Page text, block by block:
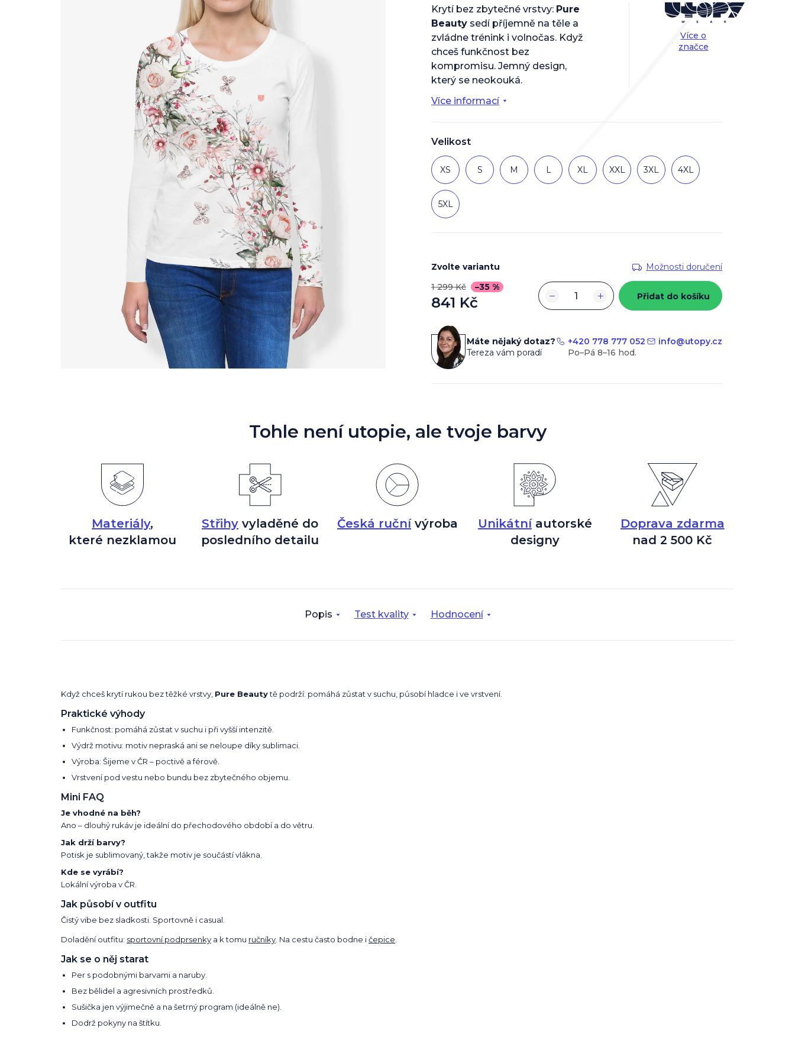
Velikost
XS S M L XL XXL 3XL 4XL
5XL
Více informací
Krytí bez zbytečné vrstvy: Pure
Beauty sedí příjemně na těle a
zvládne trénink i volnočas. Když
chceš funkčnost bez
kompromisu. Jemný design,
který se neokouká.
Více o
značce
Zvolte variantu
Možnosti doručení
1 299 Kč
–35 %
841 Kč
cena:
+
− Přidat do košíku
0,0
z
5
hvězdiček.
Máte nějaký dotaz?
Tereza vám poradí
+420 778 777 052 info@utopy.cz
Tohle není utopie, ale tvoje barvy
Materiály,
které nezklamou
Střihy vyladěné do
posledního detailu
Česká ručnívýroba Unikátníautorské
designy
Doprava zdarma
nad 2 500 Kč
Popis Test kvality Hodnocení
Když chceš krytí rukou bez těžké vrstvy, Pure Beautytě podrží: pomáhá zůstat v suchu, působí hladce i ve vrstvení.
Praktické výhody
Funkčnost: pomáhá zůstat v suchu i při vyšší intenzitě.
Výdrž motivu: motiv nepraská ani se neloupe díky sublimaci.
Výroba: Šijeme v ČR – poctivě a férově.
Vrstvení pod vestu nebo bundu bez zbytečného objemu.
Mini FAQ
Je vhodné na běh?
Ano – dlouhý rukáv je ideální do přechodového období a do větru.
Jak drží barvy?
Potisk je sublimovaný, takže motiv je součástí vlákna.
Kde se vyrábí?
Lokální výroba v ČR.
Jak působí v outfitu
Čistý vibe bez sladkosti. Sportovně i casual.
Doladění outfitu: sportovní podprsenky a k tomu ručníky . Na cestu často bodne ičepice
Jak se o něj starat
Per s podobnými barvami a naruby.
Bez bělidel a agresivních prostředků.
Sušička jen výjimečně a na šetrný program (ideálně ne).
Dodrž pokyny na štítku.